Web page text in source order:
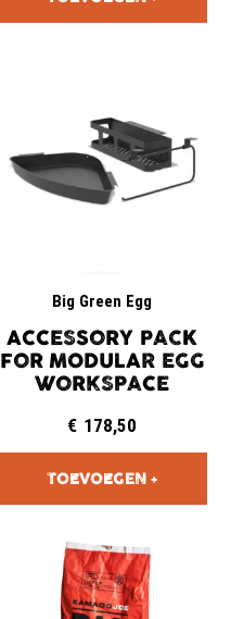
Big Green Egg
ACCESSORY PACK
FOR MODULAR EGG
WORKSPACE
€ 178,50